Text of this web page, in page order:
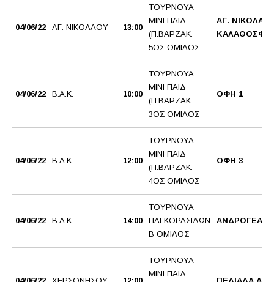
04/06/22 ΑΓ. ΝΙΚΟΛΑΟΥ 13:00
ΤΟΥΡΝΟΥΑ
ΜΙΝΙ ΠΑΙΔ
(Π.ΒΑΡΖΑΚ.
5ΟΣ ΟΜΙΛΟΣ
ΑΓ.
04/06/22 Β.Α.Κ. 10:00
ΤΟΥΡΝΟΥΑ
ΜΙΝΙ ΠΑΙΔ
(Π.ΒΑΡΖΑΚ.
3ΟΣ ΟΜΙΛΟΣ
ΟΦΗ 1
04/06/22 Β.Α.Κ. 12:00
ΤΟΥΡΝΟΥΑ
ΜΙΝΙ ΠΑΙΔ
(Π.ΒΑΡΖΑΚ.
4ΟΣ ΟΜΙΛΟΣ
ΟΦΗ 3
04/06/22 Β.Α.Κ. 14:00
ΤΟΥΡΝΟΥΑ
ΠΑΓΚΟΡΑΣΙΔΩΝ
Β ΟΜΙΛΟΣ
ΑΝΔΡΟΓΕΑΣ
ΤΟΥΡΝΟΥΑ
ΜΙΝΙ ΠΑΙΔ